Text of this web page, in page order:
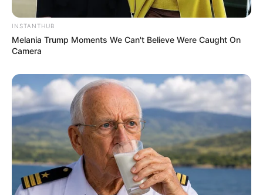
INSTANTHUB
Melania Trump Moments We Can't Believe Were Caught On
Camera